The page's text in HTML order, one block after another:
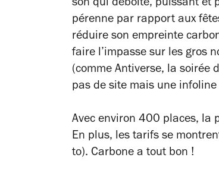
son qui déboîte, puissant et
pérenne par rapport aux
réduire son empreinte
faire l’impasse sur les gros
(comme Antiverse, la soirée
pas de site mais une
Avec environ 400 places, la
En plus, les tarifs se
to). Carbone a tout bon !